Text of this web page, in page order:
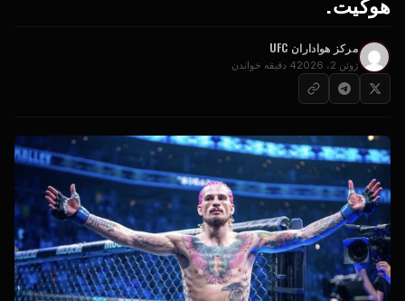
مرکز هواداران UFC
ژوئن 2، 2026 4 دقیقه خواندن